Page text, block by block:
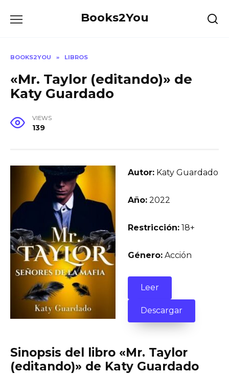
Books2You
BOOKS2YOU » LIBROS
«Mr. Taylor (editando)» de
Katy Guardado
VIEWS
139
Autor: Katy Guardado
Año: 2022
Restricción: 18+
Género: Acción
Leer
Descargar
Sinopsis del libro «Mr. Taylor
(editando)» de Katy Guardado